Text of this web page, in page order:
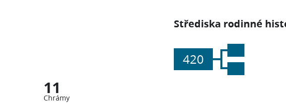
Střediska rodinné
420
11
Chrámy